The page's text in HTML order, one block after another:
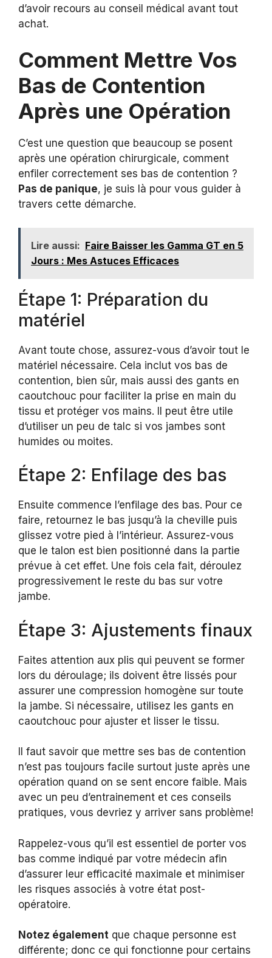
d’avoir recours au conseil médical avant tout
achat.
Comment Mettre Vos
Bas de Contention
Après une Opération
C’est une question que beaucoup se posent
après une opération chirurgicale, comment
enfiler correctement ses bas de contention ?
Pas de panique, je suis là pour vous guider à
travers cette démarche.
Lire aussi: Faire Baisser les Gamma GT en 5
Jours : Mes Astuces Efficaces
Étape 1: Préparation du
matériel
Avant toute chose, assurez-vous d’avoir tout le
matériel nécessaire. Cela inclut vos bas de
contention, bien sûr, mais aussi des gants en
caoutchouc pour faciliter la prise en main du
tissu et protéger vos mains. Il peut être utile
d’utiliser un peu de talc si vos jambes sont
humides ou moites.
Étape 2: Enfilage des bas
Ensuite commence l’enfilage des bas. Pour ce
faire, retournez le bas jusqu’à la cheville puis
glissez votre pied à l’intérieur. Assurez-vous
que le talon est bien positionné dans la partie
prévue à cet effet. Une fois cela fait, déroulez
progressivement le reste du bas sur votre
jambe.
Étape 3: Ajustements finaux
Faites attention aux plis qui peuvent se former
lors du déroulage; ils doivent être lissés pour
assurer une compression homogène sur toute
la jambe. Si nécessaire, utilisez les gants en
caoutchouc pour ajuster et lisser le tissu.
Il faut savoir que mettre ses bas de contention
n’est pas toujours facile surtout juste après une
opération quand on se sent encore faible. Mais
avec un peu d’entrainement et ces conseils
pratiques, vous devriez y arriver sans problème!
Rappelez-vous qu’il est essentiel de porter vos
bas comme indiqué par votre médecin afin
d’assurer leur efficacité maximale et minimiser
les risques associés à votre état post-
opératoire.
Notez également que chaque personne est
différente; donc ce qui fonctionne pour certains